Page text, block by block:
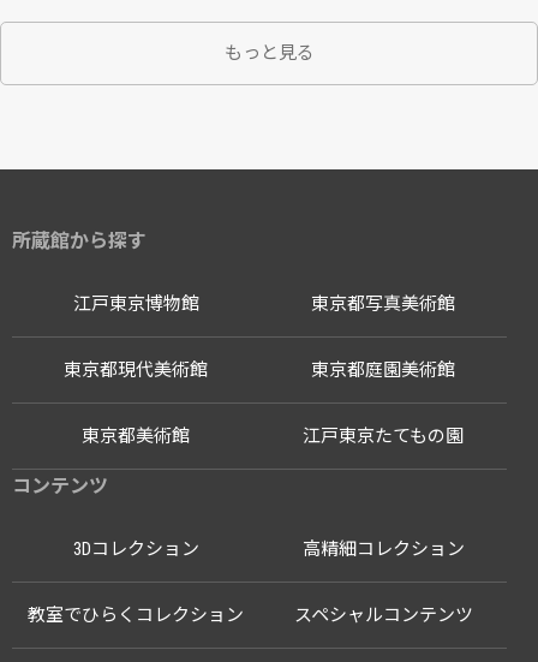
もっと見る
所蔵館から探す
江戸東京博物館
江戸東京たてもの園
東京都写真美術館
東京都現代美術館 東京都庭園美術館
東京都美術館
コンテンツ
3Dコレクション 高精細コレクション
教室でひらくコレクション スペシャルコンテンツ